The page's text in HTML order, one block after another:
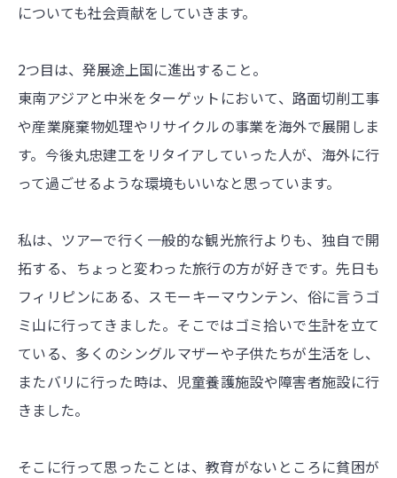
についても社会貢献をしていきます。
2つ目は、発展途上国に進出すること。
東南アジアと中米をターゲットにおいて、路面切削工事
や産業廃棄物処理やリサイクルの事業を海外で展開しま
す。今後丸忠建工をリタイアしていった人が、海外に行
って過ごせるような環境もいいなと思っています。
私は、ツアーで行く一般的な観光旅行よりも、独自で開
拓する、ちょっと変わった旅行の方が好きです。先日も
フィリピンにある、スモーキーマウンテン、俗に言うゴ
ミ山に行ってきました。そこではゴミ拾いで生計を立て
ている、多くのシングルマザーや子供たちが生活をし、
またバリに行った時は、児童養護施設や障害者施設に行
きました。
そこに行って思ったことは、教育がないところに貧困が